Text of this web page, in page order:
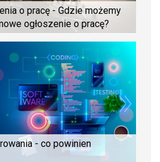
o pracę - Gdzie możemy
ogłoszenie o pracę?
- co powinien